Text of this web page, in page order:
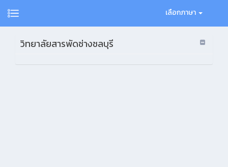
เลือกภาษา
วิทยาลัยสารพัดช่างชลบุรี